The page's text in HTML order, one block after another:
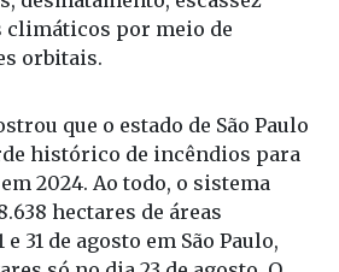
do Orion, sistema de gestão
GMG Ambiental, que
escassez
orbitais.
que o estado de São Paulo
histórico de incêndios para
2024. Ao todo, o sistema